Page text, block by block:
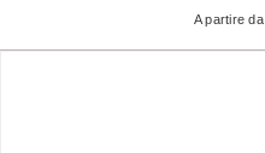
A partire da